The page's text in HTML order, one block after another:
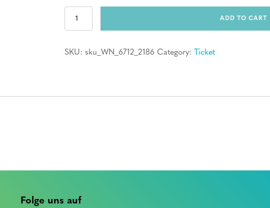
Ticket:
quantity
ADD TO CART
SKU: sku_WN_6712_2186 Category: Ticket
Folge uns auf